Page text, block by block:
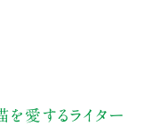
を愛するライター